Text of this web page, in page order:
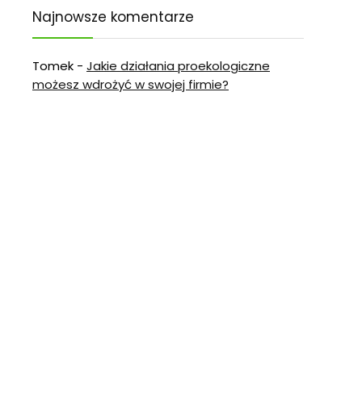
Najnowsze komentarze
Tomek - Jakie działania proekologiczne
możesz wdrożyć w swojej firmie?